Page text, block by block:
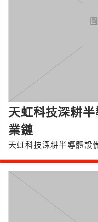
天虹科技深耕
業鏈
天虹科技深耕半導體設